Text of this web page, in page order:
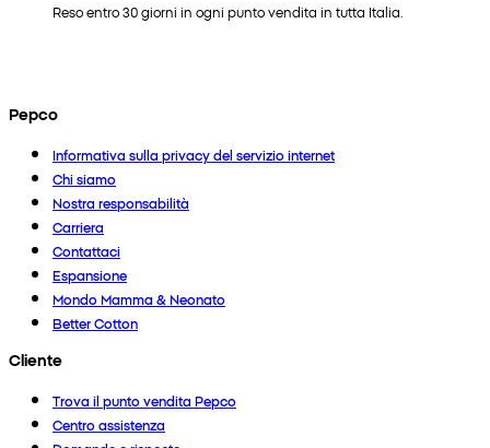
Reso entro 30 giorni in ogni punto vendita in tutta Italia.
Pepco
Informativa sulla privacy del servizio internet
Chi siamo
Nostra responsabilità
Carriera
Contattaci
Espansione
Mondo Mamma & Neonato
Better Cotton
Cliente
Trova il punto vendita Pepco
Centro assistenza